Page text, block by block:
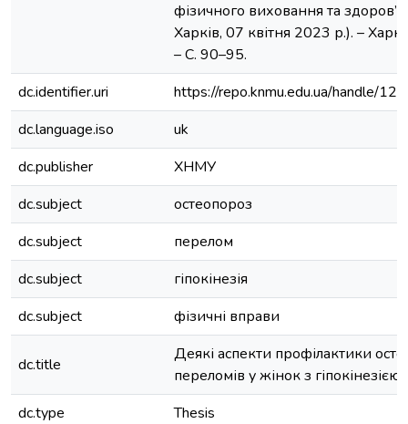
фізичного виховання та
Харків, 07 квітня 2023 р.). –
– С. 90–95.
dc.identifier.uri
https://repo.knmu.edu.ua/handle/
dc.language.iso
uk
dc.publisher
ХНМУ
dc.subject
остеопороз
dc.subject
перелом
dc.subject
гіпокінезія
dc.subject
фізичні вправи
dc.title
Деякі аспекти профілактики
переломів у жінок з гіпокінезією
dc.type
Thesis